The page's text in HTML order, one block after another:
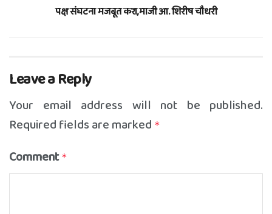
पक्ष संघटना मजबूत करा,माजी आ. शिरीष चौधरी
Leave a Reply
Your email address will not be published.
Required fields are marked *
Comment *